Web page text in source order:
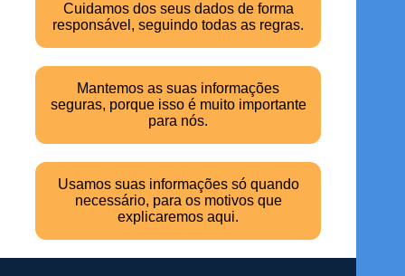
Cuidamos dos seus dados de forma
responsável, seguindo todas as regras.
Mantemos as suas informações
seguras, porque isso é muito importante
para nós.
Usamos suas informações só quando
necessário, para os motivos que
explicaremos aqui.